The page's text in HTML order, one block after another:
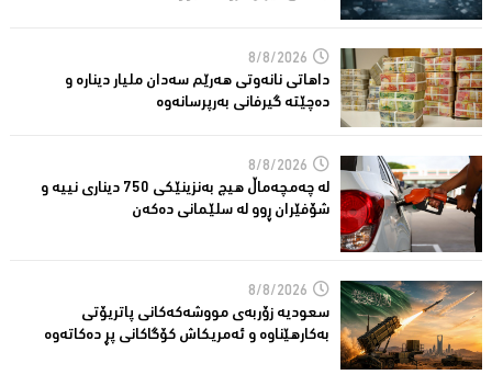
8/8/2026
داهاتی نانەوتی هەرێم سەدان ملیار دینارە و
دەچێتە گیرفانی بەرپرسانەوە
8/8/2026
لە چەمچەماڵ هیچ بەنزینێکى 750 دیناری نییە و
شۆفێران ڕوو لە سلێمانى دەکەن
8/8/2026
سعودیە زۆربەی مووشەكەكانی پاتریۆتی
بەكارهێناوە و ئەمریكاش كۆگاكانی پڕ دەكاتەوە